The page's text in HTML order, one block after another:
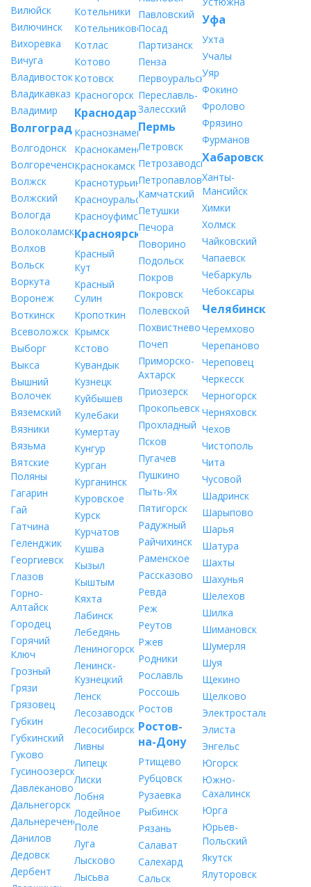
Вилюйск
Вилючинск
Вихоревка
Вичуга
Владивосток
Владикавказ
Владимир
Волгоград
Волгодонск
Волгореченск
Волжск
Волжский
Вологда
Волоколамск
Волхов
Вольск
Воркута
Воронеж
Воткинск
Всеволожск
Выборг
Выкса
Вышний
Волочек
Вяземский
Вязники
Вязьма
Вятские
Поляны
Гагарин
Гай
Гатчина
Геленджик
Георгиевск
Глазов
Горно-
Алтайск
Городец
Горячий
Ключ
Грозный
Грязи
Грязовец
Губкин
Губкинский
Гуково
Гусиноозерск
Давлеканово
Дальнегорск
Дальнереченск
Данилов
Дедовск
Дербент
Котельники
Котельниково
Котлас
Котово
Котовск
Красногорск
Краснодар
Краснознаменск
Краснокаменск
Краснокамск
Краснотурьинск
Красноуральск
Красноуфимск
Красноярск
Красный
Кут
Красный
Сулин
Кропоткин
Крымск
Кстово
Кувандык
Кузнецк
Куйбышев
Кулебаки
Кумертау
Кунгур
Курган
Курганинск
Куровское
Курск
Курчатов
Кушва
Кызыл
Кыштым
Кяхта
Лабинск
Лебедянь
Лениногорск
Ленинск-
Кузнецкий
Ленск
Лесозаводск
Лесосибирск
Ливны
Липецк
Лиски
Лобня
Лодейное
Поле
Луга
Лысково
Лысьва
Павловский
Посад
Партизанск
Пенза
Первоуральск
Переславль-
Залесский
Пермь
Петровск
Петрозаводск
Петропавловск-
Камчатский
Петушки
Печора
Поворино
Подольск
Покров
Покровск
Полевской
Похвистнево
Почеп
Приморско-
Ахтарск
Приозерск
Прокопьевск
Прохладный
Псков
Пугачев
Пушкино
Пыть-Ях
Пятигорск
Радужный
Райчихинск
Раменское
Рассказово
Ревда
Реж
Реутов
Ржев
Родники
Рославль
Россошь
Ростов
Ростов-
на-Дону
Ртищево
Рубцовск
Рузаевка
Рыбинск
Рязань
Салават
Салехард
Сальск
Уфа
Ухта
Учалы
Уяр
Фокино
Фролово
Фрязино
Фурманов
Хабаровск
Ханты-
Мансийск
Химки
Холмск
Чайковский
Чапаевск
Чебаркуль
Чебоксары
Челябинск
Черемхово
Черепаново
Череповец
Черкесск
Черногорск
Черняховск
Чехов
Чистополь
Чита
Чусовой
Шадринск
Шарыпово
Шарья
Шатура
Шахты
Шахунья
Шелехов
Шилка
Шимановск
Шумерля
Шуя
Щекино
Щелково
Электросталь
Элиста
Энгельс
Югорск
Южно-
Сахалинск
Юрга
Юрьев-
Польский
Якутск
Ялуторовск